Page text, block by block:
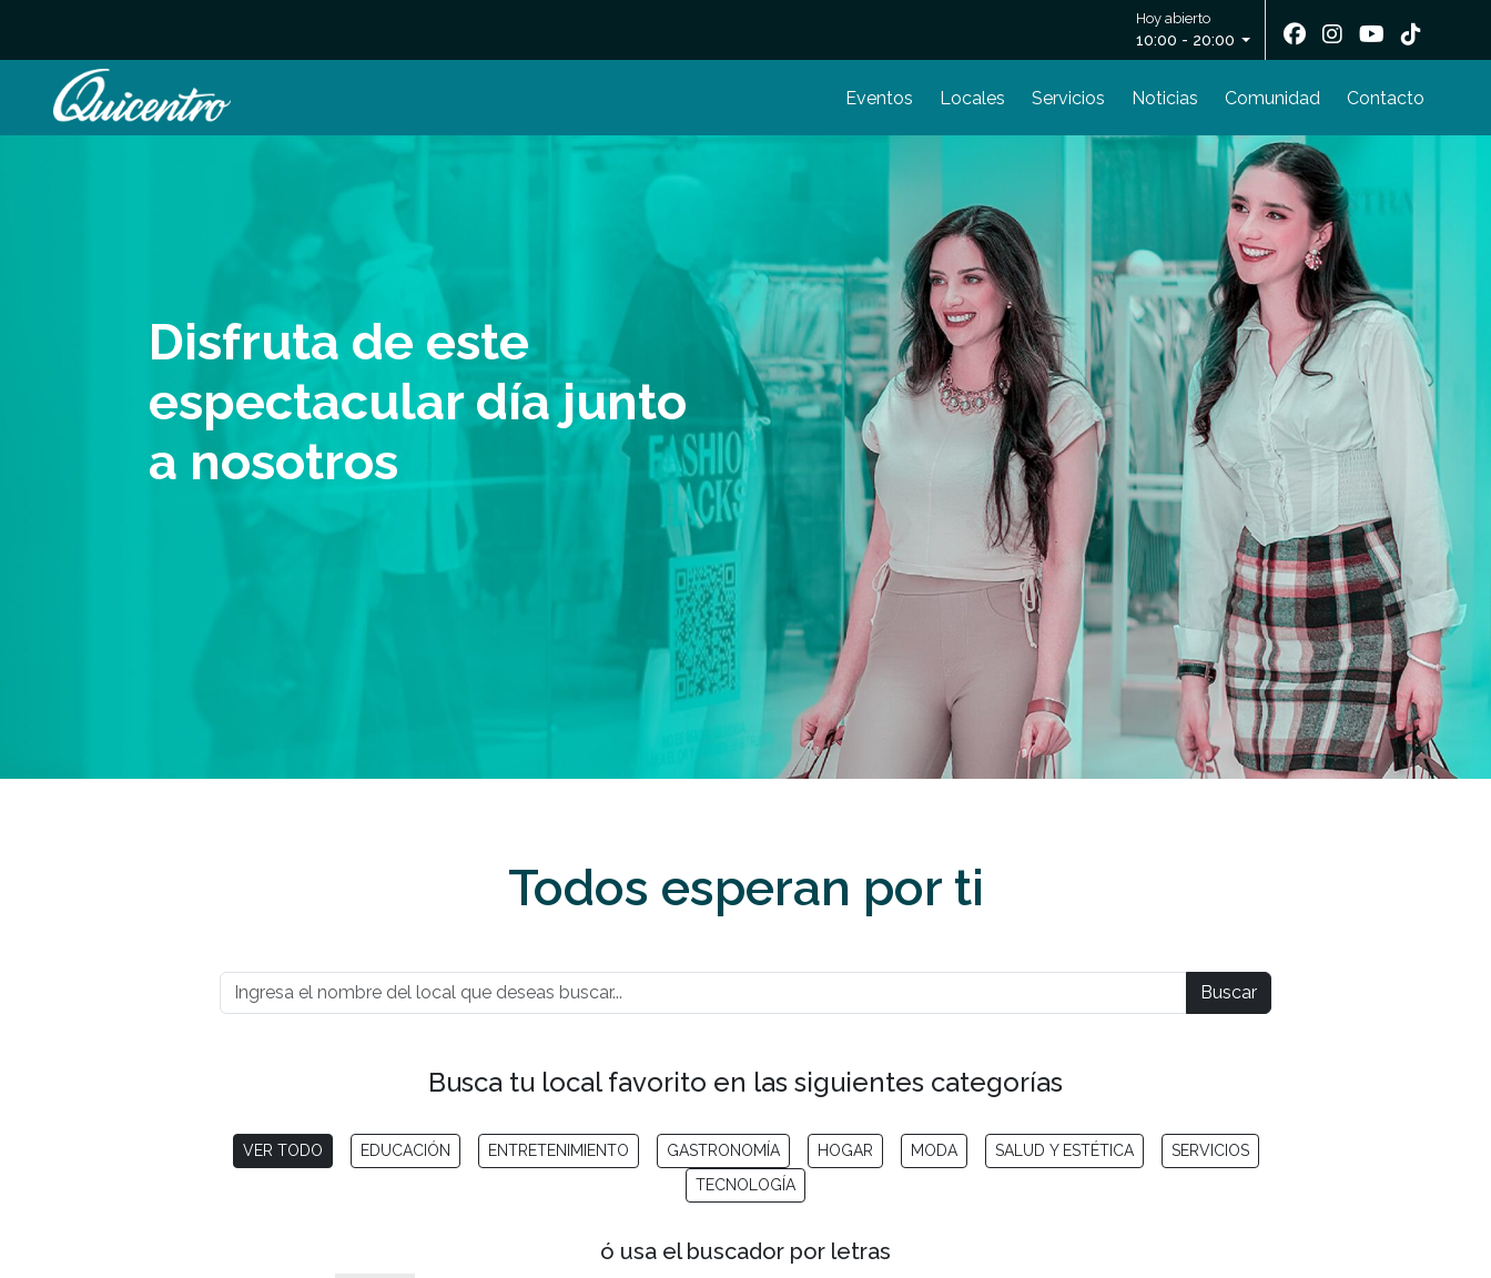
Hoy abierto
10:00 - 20:00
Eventos Locales Servicios Noticias Comunidad Contacto
Disfruta de este
espectacular día junto
a nosotros
Todos esperan por ti
Buscar
Busca tu local favorito en las siguientes categorías
VER TODO EDUCACIÓN ENTRETENIMIENTO GASTRONOMÍA HOGAR MODA SALUD Y ESTÉTICA
SERVICIOS
TECNOLOGÍA
ó usa el buscador por letras